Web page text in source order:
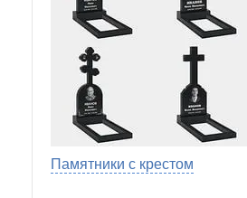
Памятники с крестом